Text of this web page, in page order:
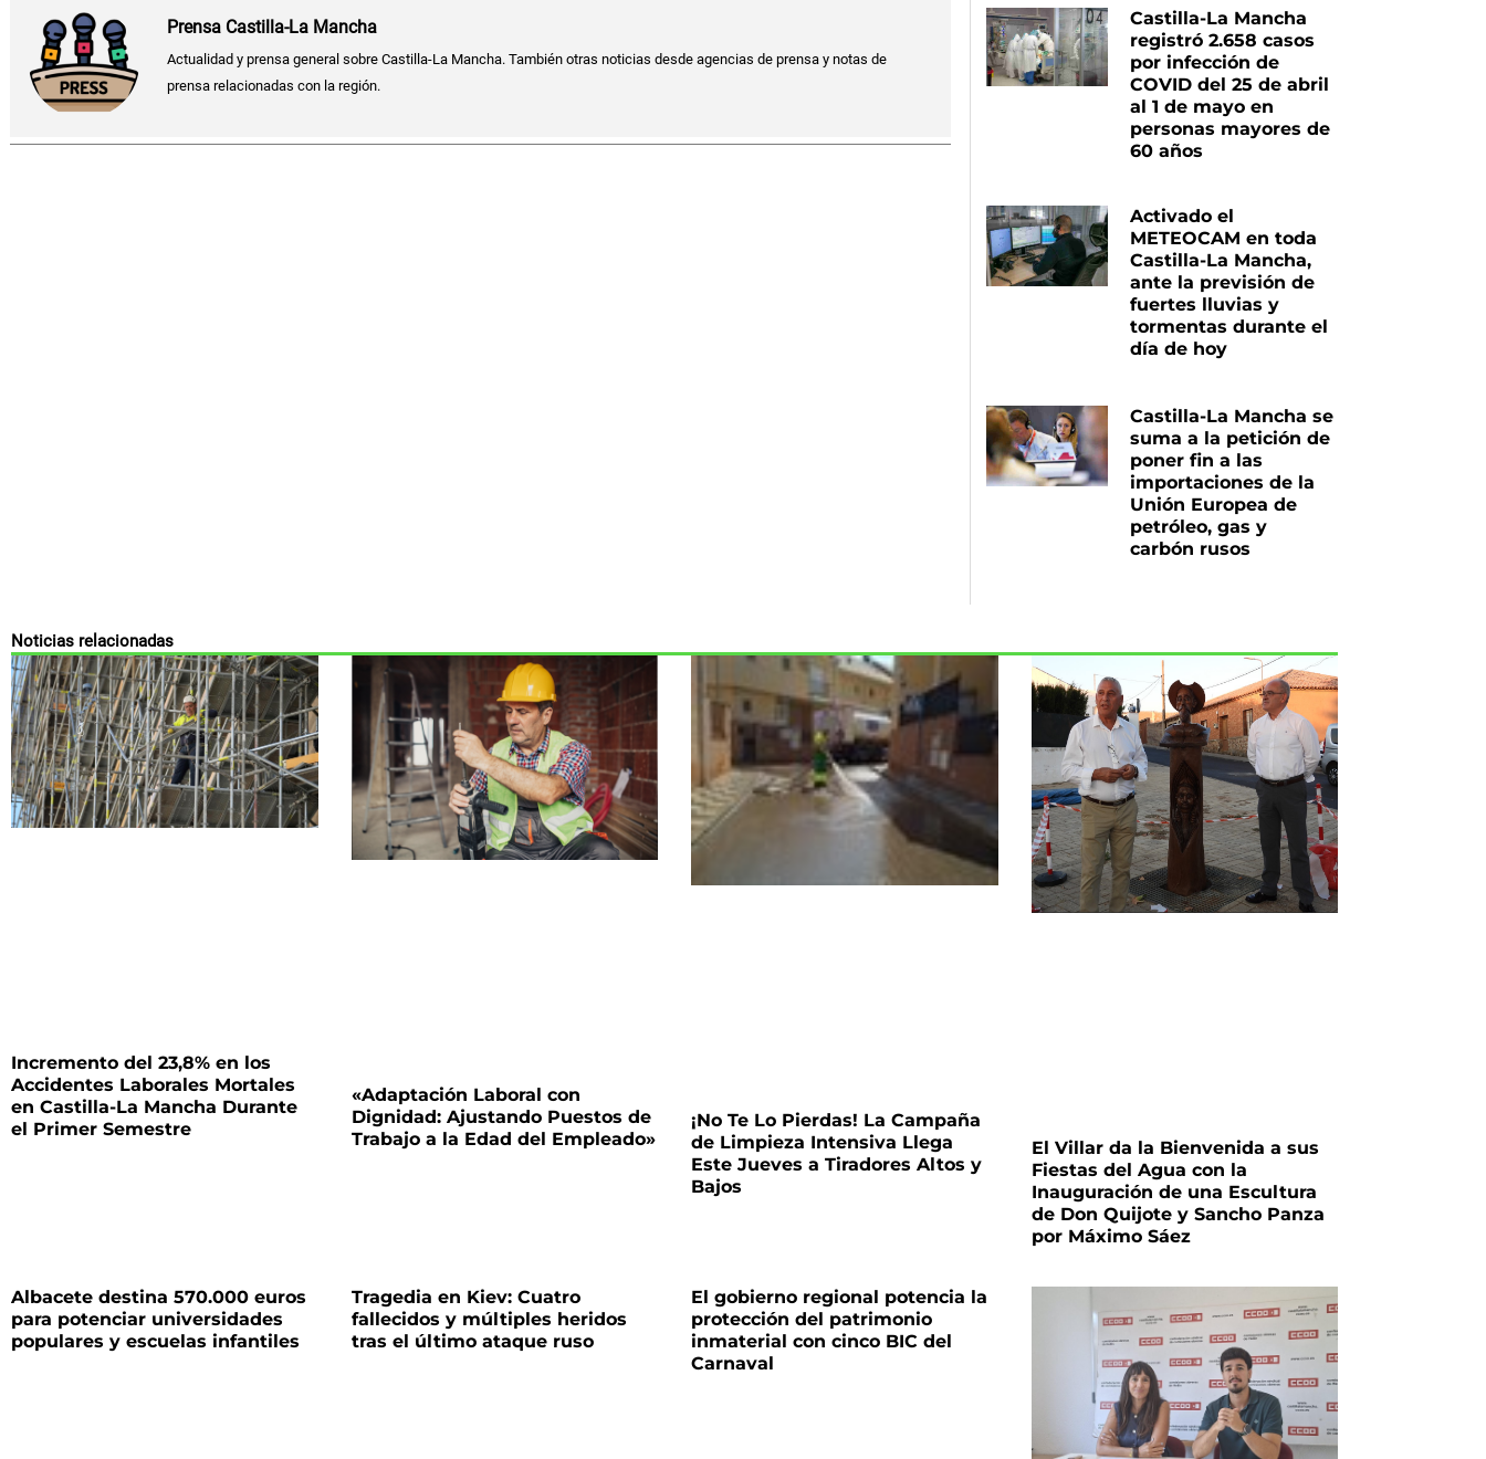
Prensa Castilla-La Mancha
Actualidad y prensa general sobre Castilla-La Mancha. También otras noticias desde agencias de prensa y notas de
prensa relacionadas con la región.
Castilla-La Mancha
registró 2.658 casos
por infección de
COVID del 25 de abril
al 1 de mayo en
personas mayores de
60 años
Activado el
METEOCAM en toda
Castilla-La Mancha,
ante la previsión de
fuertes lluvias y
tormentas durante el
día de hoy
Castilla-La Mancha se
suma a la petición de
poner fin a las
importaciones de la
Unión Europea de
petróleo, gas y
carbón rusos
Noticias relacionadas
Incremento del 23,8% en los
Accidentes Laborales Mortales
en Castilla-La Mancha Durante
el Primer Semestre
«Adaptación Laboral con
Dignidad: Ajustando Puestos de
Trabajo a la Edad del Empleado»
¡No Te Lo Pierdas! La Campaña
de Limpieza Intensiva Llega
Este Jueves a Tiradores Altos y
Bajos
El Villar da la Bienvenida a sus
Fiestas del Agua con la
Inauguración de una Escultura
de Don Quijote y Sancho Panza
por Máximo Sáez
Albacete destina 570.000 euros
para potenciar universidades
populares y escuelas infantiles
Tragedia en Kiev: Cuatro
fallecidos y múltiples heridos
tras el último ataque ruso
El gobierno regional potencia la
protección del patrimonio
inmaterial con cinco BIC del
Carnaval